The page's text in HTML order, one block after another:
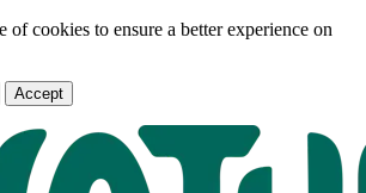
of cookies to ensure a better experience on
Accept